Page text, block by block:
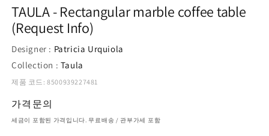
미
디
어
1
열
TAULA - Rectangular marble coffee table
(Request Info)
Designer : Patricia Urquiola
Collection : Taula
제품 코드: 8500939227481
가격문의
세금이 포함된 가격입니다. 무료배송 / 관부가세 포함